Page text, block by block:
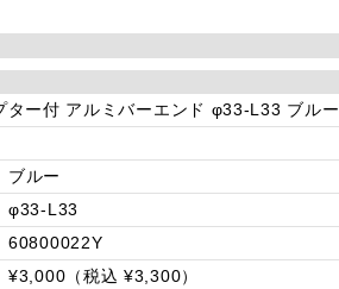
ター付 アルミバーエンド φ33-L33 ブルー
ブルー
φ33-L33
60800022Y
¥3,000（税込 ¥3,300）